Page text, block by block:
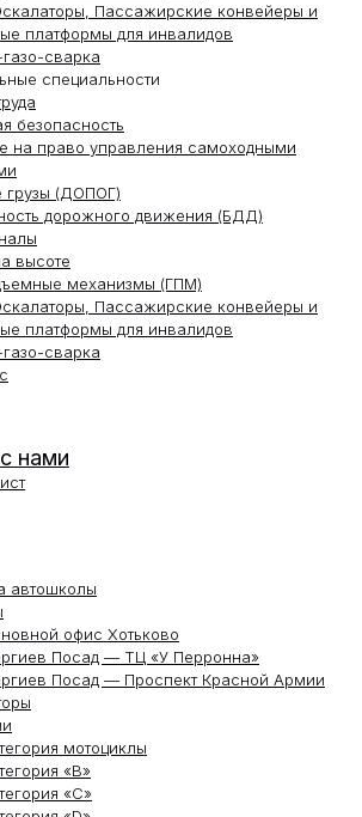
Пассажирские конвейеры и
платформы для инвалидов
сварка
безопасность
на право управления самоходными
грузы (ДОПОГ)
дорожного движения (БДД)
высоте
механизмы (ГПМ)
Пассажирские конвейеры и
платформы для инвалидов
сварка
нами
автошколы
офис Хотьково
Посад — ТЦ «У Перронна»
Посад — Проспект Красной Армии
мотоциклы
«В»
«С»